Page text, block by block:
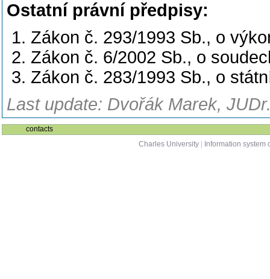
Ostatní právní předpisy:
Zákon č. 293/1993 Sb., o
Zákon č. 6/2002 Sb., o
Zákon č. 283/1993 Sb., o
Last update: Dvořák Marek,
contacts
Charles University
Information